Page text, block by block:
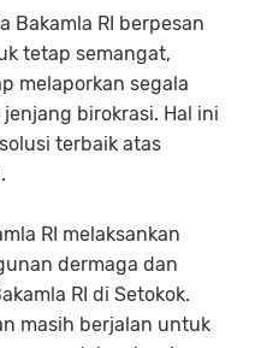
Bakamla RI berpesan
tetap semangat,
melaporkan segala
birokrasi. Hal ini
terbaik atas
RI melaksankan
dermaga dan
RI di Setokok.
masih berjalan untuk